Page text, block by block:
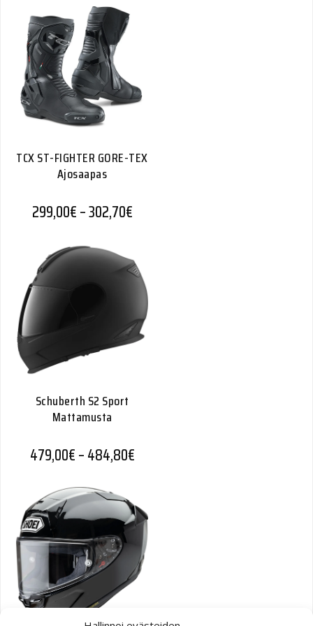
TCX ST-FIGHTER GORE-TEX
Ajosaapas
299,00€–302,70€Hintaluokka: 299,00€ - 302,70€
Schuberth S2 Sport
Mattamusta
479,00€–484,80€Hintaluokka: 479,00€ - 484,80€